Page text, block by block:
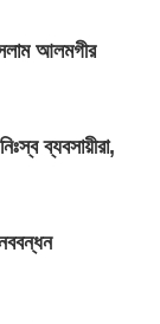
আলমগীর
ব্যবসায়ীরা,